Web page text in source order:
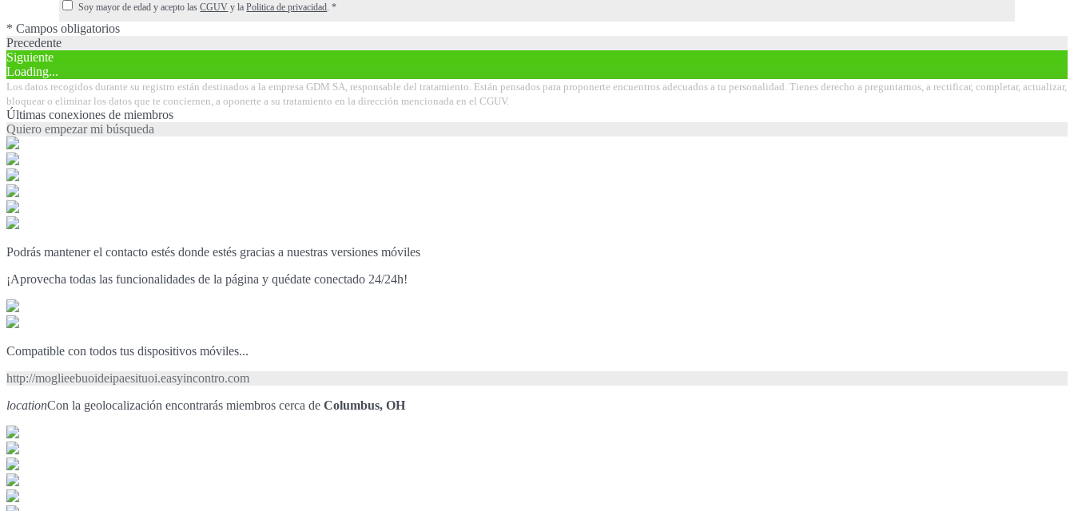
Soy mayor de edad y acepto lasCGUV y laPolitica de privacidad .*
* Campos obligatorios
Precedente
Siguiente
Loading...
Los datos recogidos durante su registro están destinados a la empresa GDM SA, responsable del tratamiento. Están pensados para proponerte encuentros adecuados a tu personalidad. Tienes derecho a preguntarnos, a rectificar, completar, actualizar,
bloquear o eliminar los datos que te conciernen, a oponerte a su tratamiento en la dirección mencionada en el CGUV.
Últimas conexiones de miembros
Quiero empezar mi búsqueda
Podrás mantener el contacto estés donde estés gracias a nuestras versiones móviles
¡Aprovecha todas las funcionalidades de la página y quédate conectado 24/24h!
Compatible con todos tus dispositivos móviles...
http://moglieebuoideipaesituoi.easyincontro.com
locationCon la geolocalización encontrarás miembros cerca de Columbus, OH